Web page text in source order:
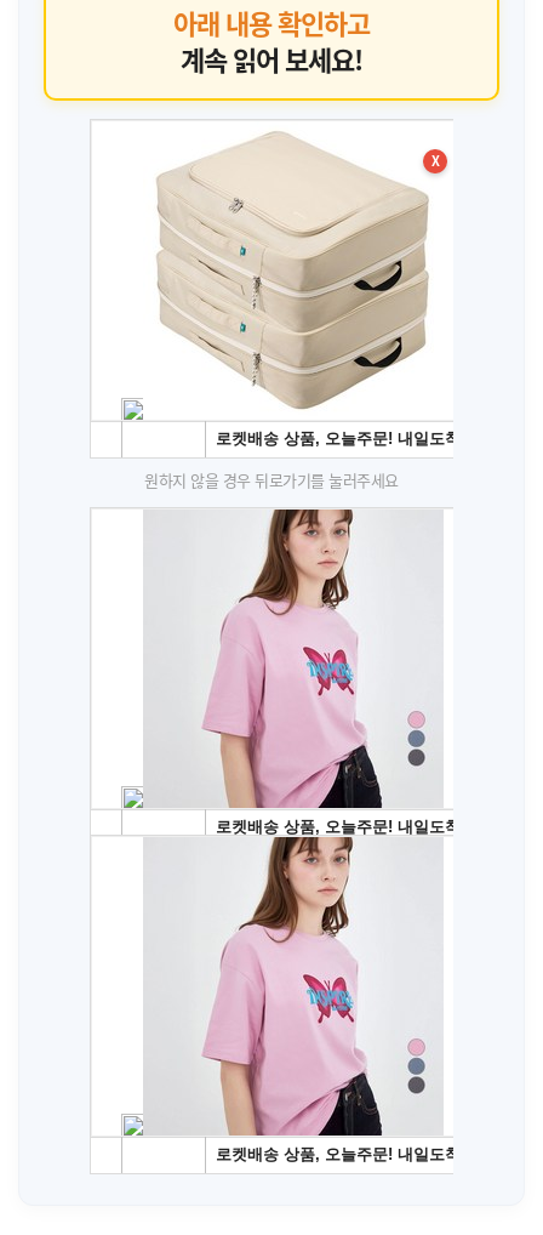
아래 내용 확인하고
계속 읽어 보세요!
X
원하지 않을 경우 뒤로가기를 눌러주세요